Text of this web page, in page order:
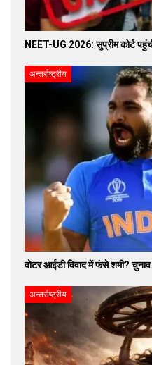
NEET-UG 2026: सुप्रीम कोर्ट
अन्तर्राष्ट्रीय
वोटर आईडी विवाद में फंसे शमी?
अन्तर्राष्ट्रीय